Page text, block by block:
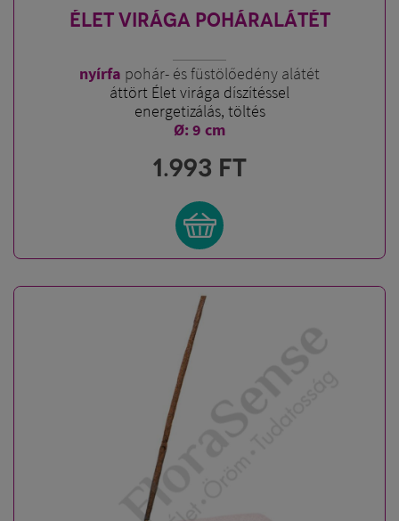
ÉLET VIRÁGA POHÁRALÁTÉT
nyírfa pohár- és füstölőedény alátét
áttört Élet virága díszítéssel
energetizálás, töltés
Ø: 9 cm
1.993 FT